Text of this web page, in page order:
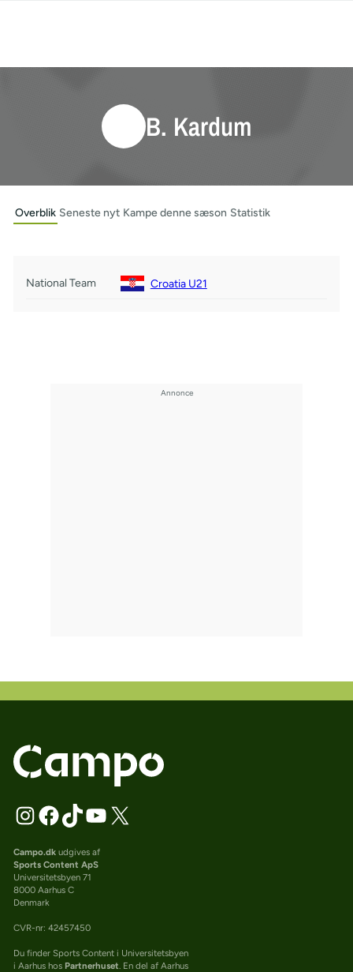
B. Kardum
Overblik Seneste nyt Kampe denne sæson Statistik
National Team Croatia U21
Campo.dkudgives af
Sports Content ApS
Universitetsbyen 71
8000 Aarhus C
Denmark
CVR-nr: 42457450
Du finder Sports Content i Universitetsbyen
i Aarhus hos Partnerhuset. En del af Aarhus